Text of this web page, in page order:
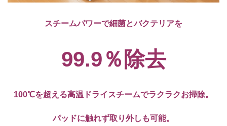
スチームパワーで細菌とバクテリアを
99.9％除去
100℃を超える高温ドライスチームでラクラクお掃除。
パッドに触れず取り外しも可能。